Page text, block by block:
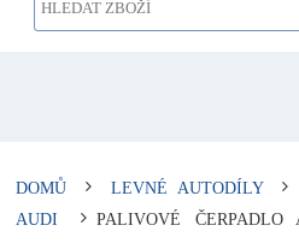
DOMŮ LEVNÉ AUTODÍLY
AUDI
PALIVOVÉ